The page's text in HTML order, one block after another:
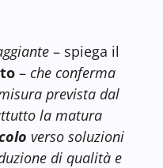
– spiega il
– che conferma
prevista dal
la matura
verso soluzioni
di qualità e